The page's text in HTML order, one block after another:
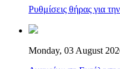
Ρυθμίσεις θήρας για
Monday, 03 August